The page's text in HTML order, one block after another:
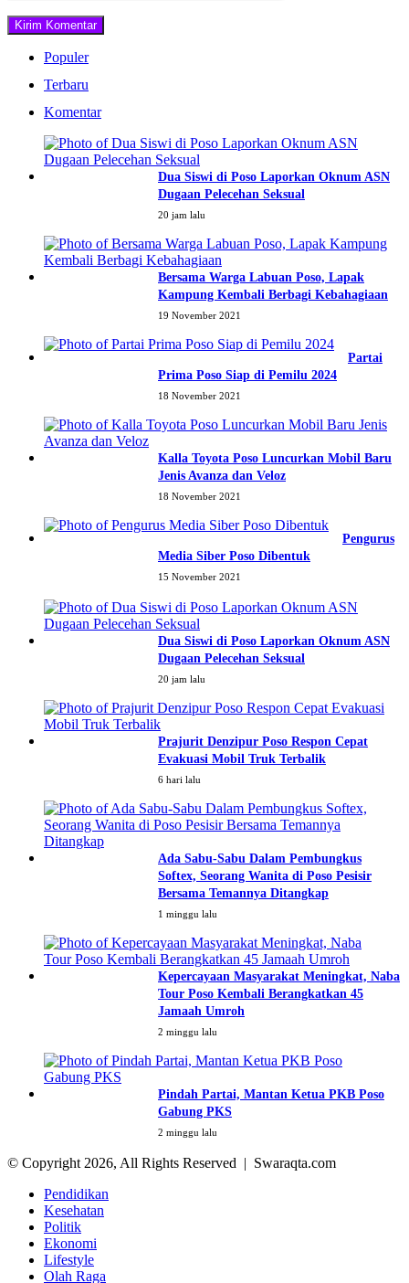
Populer
Terbaru
Komentar
Dua Siswi di Poso Laporkan Oknum ASN
Dugaan Pelecehan Seksual
20 jam lalu
Bersama Warga Labuan Poso, Lapak
Kampung Kembali Berbagi Kebahagiaan
19 November 2021
Partai
Prima Poso Siap di Pemilu 2024
18 November 2021
Kalla Toyota Poso Luncurkan Mobil Baru
Jenis Avanza dan Veloz
18 November 2021
Pengurus
Media Siber Poso Dibentuk
15 November 2021
Dua Siswi di Poso Laporkan Oknum ASN
Dugaan Pelecehan Seksual
20 jam lalu
Prajurit Denzipur Poso Respon Cepat
Evakuasi Mobil Truk Terbalik
6 hari lalu
Ada Sabu-Sabu Dalam Pembungkus
Softex, Seorang Wanita di Poso Pesisir
Bersama Temannya Ditangkap
1 minggu lalu
Kepercayaan Masyarakat Meningkat, Naba
Tour Poso Kembali Berangkatkan 45
Jamaah Umroh
2 minggu lalu
Pindah Partai, Mantan Ketua PKB Poso
Gabung PKS
2 minggu lalu
© Copyright 2026, All Rights Reserved | Swaraqta.com
Pendidikan
Kesehatan
Politik
Ekonomi
Lifestyle
Olah Raga